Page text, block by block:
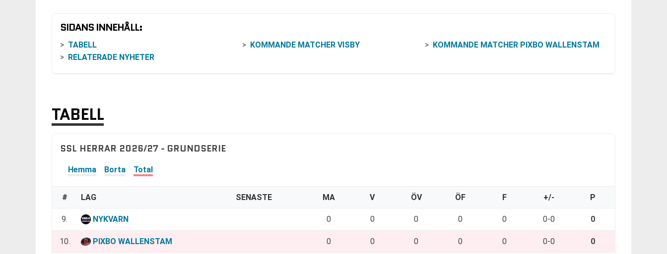
SIDANS INNEHÅLL:
TABELL KOMMANDE MATCHER VISBY
KOMMANDE MATCHER PIXBO WALLENSTAM
RELATERADE NYHETER
TABELL
SSL HERRAR 2026/27 - GRUNDSERIE
Hemma Borta Total
# LAG SENASTE MA V ÖV ÖF F +/- P
9. NYKVARN 0 0 0 0 0 0-0 0
10. PIXBO WALLENSTAM 0 0 0 0 0 0-0 0